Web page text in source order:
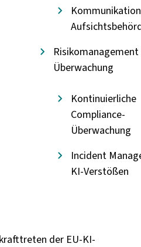
Risikomanagement
Überwachung
Kontinuierliche
Compliance-
Überwachung
Incident
KI-Verstößen
der EU-KI-